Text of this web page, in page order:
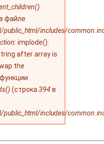
файле
includes/
: implode():
after array is
the
(строка 394в
includes/